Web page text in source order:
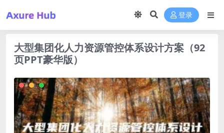
登录
大型集团化人力资源管控体系设计方案（92
页PPT豪华版）